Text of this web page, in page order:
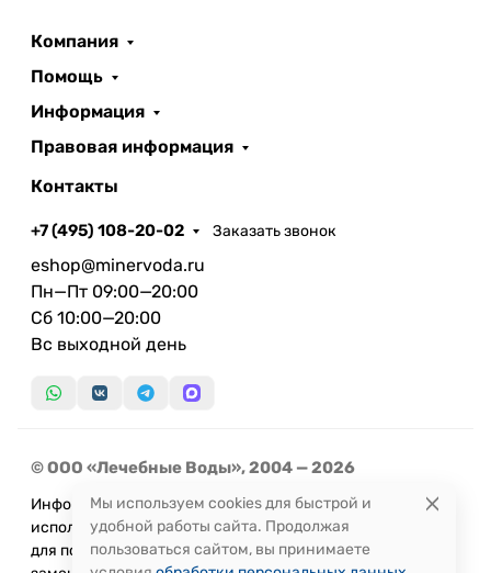
Компания
Помощь
Информация
Правовая информация
Контакты
+7 (495) 108-20-02 Заказать звонок
eshop@minervoda.ru
Пн—Пт 09:00—20:00
Сб 10:00—20:00
Вс выходной день
© ООО «Лечебные Воды», 2004 — 2026
Информация, представленная на сайте, не может быть
использована
для постановки диагноза или назначения лечения и не
Мы используем cookies для быстрой и
удобной работы сайта. Продолжая
пользоваться сайтом, вы принимаете